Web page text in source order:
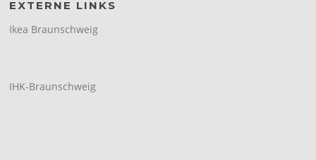
EXTERNE LINKS
Ikea Braunschweig
IHK-Braunschweig